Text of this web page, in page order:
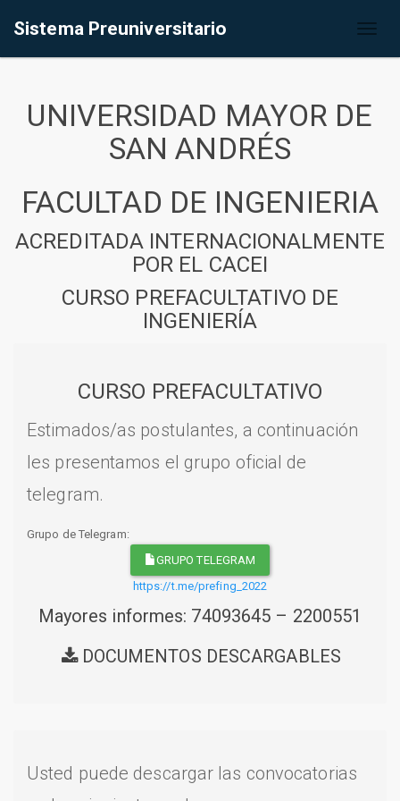
Sistema Preuniversitario
UNIVERSIDAD MAYOR DE
SAN ANDRÉS
FACULTAD DE INGENIERIA
ACREDITADA INTERNACIONALMENTE
POR EL CACEI
CURSO PREFACULTATIVO DE
INGENIERÍA
CURSO PREFACULTATIVO
Estimados/as postulantes, a continuación
les presentamos el grupo oficial de
telegram.
Grupo de Telegram:
GRUPO TELEGRAM
https://t.me/prefing_2022
Mayores informes: 74093645 – 2200551
DOCUMENTOS DESCARGABLES
Usted puede descargar las convocatorias